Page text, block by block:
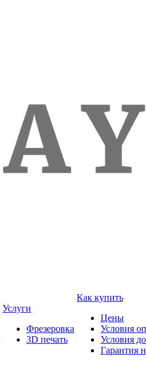
Услуги
Фрезеровка
3D печать
Как купить
Цены
Условия
Условия
Гарантия